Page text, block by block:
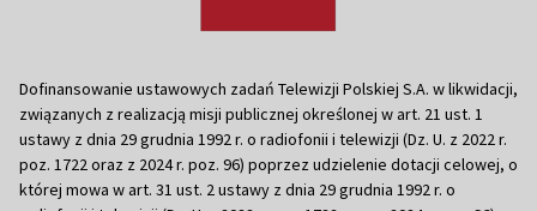
Dofinansowanie ustawowych zadań Telewizji Polskiej S.A. w likwidacji,
związanych z realizacją misji publicznej określonej w art. 21 ust. 1
ustawy z dnia 29 grudnia 1992 r. o radiofonii i telewizji (Dz. U. z 2022 r.
poz. 1722 oraz z 2024 r. poz. 96) poprzez udzielenie dotacji celowej, o
której mowa w art. 31 ust. 2 ustawy z dnia 29 grudnia 1992 r. o